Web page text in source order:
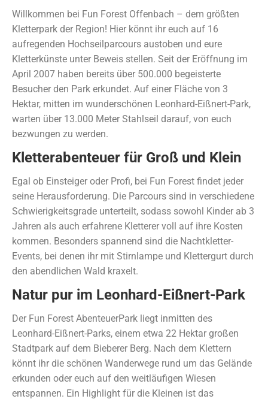
Willkommen bei Fun Forest Offenbach – dem größten
Kletterpark der Region! Hier könnt ihr euch auf 16
aufregenden Hochseilparcours austoben und eure
Kletterkünste unter Beweis stellen. Seit der Eröffnung im
April 2007 haben bereits über 500.000 begeisterte
Besucher den Park erkundet. Auf einer Fläche von 3
Hektar, mitten im wunderschönen Leonhard-Eißnert-Park,
warten über 13.000 Meter Stahlseil darauf, von euch
bezwungen zu werden.
Kletterabenteuer für Groß und Klein
Egal ob Einsteiger oder Profi, bei Fun Forest findet jeder
seine Herausforderung. Die Parcours sind in verschiedene
Schwierigkeitsgrade unterteilt, sodass sowohl Kinder ab 3
Jahren als auch erfahrene Kletterer voll auf ihre Kosten
kommen. Besonders spannend sind die Nachtkletter-
Events, bei denen ihr mit Stirnlampe und Klettergurt durch
den abendlichen Wald kraxelt.
Natur pur im Leonhard-Eißnert-Park
Der Fun Forest AbenteuerPark liegt inmitten des
Leonhard-Eißnert-Parks, einem etwa 22 Hektar großen
Stadtpark auf dem Bieberer Berg. Nach dem Klettern
könnt ihr die schönen Wanderwege rund um das Gelände
erkunden oder euch auf den weitläufigen Wiesen
entspannen. Ein Highlight für die Kleinen ist das